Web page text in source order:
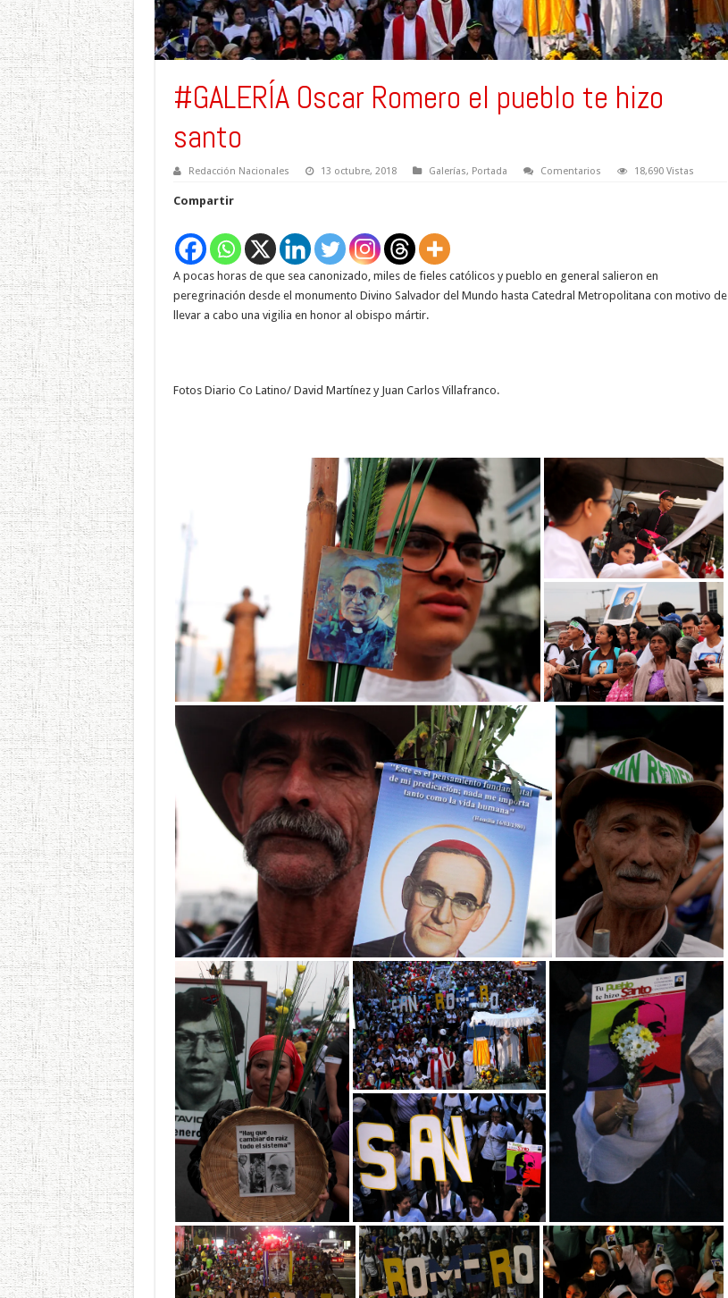
#GALERÍA Oscar Romero el pueblo te hizo
santo
Redacción Nacionales 13 octubre, 2018 Galerías, Portada Comentarios 18,690 Vistas
Compartir
A pocas horas de que sea canonizado, miles de fieles católicos y pueblo en general salieron en
peregrinación desde el monumento Divino Salvador del Mundo hasta Catedral Metropolitana con motivo de
llevar a cabo una vigilia en honor al obispo mártir.
Fotos Diario Co Latino/ David Martínez y Juan Carlos Villafranco.